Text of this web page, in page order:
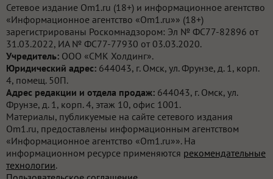
Сетевое издание Om1.ru (18+) и информационное агентство
«Информационное агентство «Om1.ru»» (18+)
зарегистрированы Роскомнадзором: Эл № ФС77-82896 от
31.03.2022, ИА № ФС77-77930 от 03.03.2020.
Учредитель: ООО «СМК Холдинг».
Юридический адрес: 644043, г. Омск, ул. Фрунзе, д. 1, корп.
4, помещ. 50П.
Адрес редакции и отдела продаж: 644043, г. Омск, ул.
Фрунзе, д. 1, корп. 4, этаж 10, офис 1001.
Материалы, публикуемые на сайте сетевого издания
Om1.ru, предоставлены информационным агентством
«Информационное агентство «Om1.ru»». На
информационном ресурсе применяются рекомендательные
технологии.